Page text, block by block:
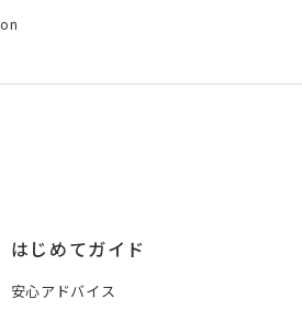
はじめてガイド
安心アドバイス